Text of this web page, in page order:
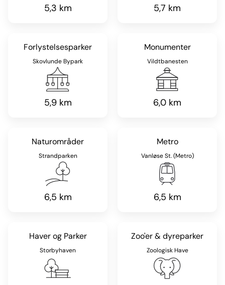
5,3 km 5,7 km
Forlystelsesparker
Skovlunde Bypark
5,9 km
Monumenter
Vildtbanesten
6,0 km
Naturområder
Strandparken
6,5 km
Metro
Vanløse St. (Metro)
6,5 km
Haver og Parker
Storbyhaven
Zoo'er & dyreparker
Zoologisk Have